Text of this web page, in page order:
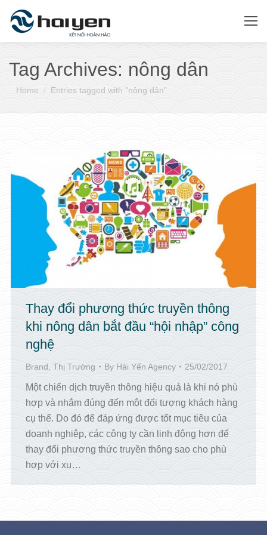
Tag Archives: nông dân
You are here:
Home Entries tagged with "nông dân"
Thay đổi phương thức truyền thông
khi nông dân bắt đầu “hội nhập” công
nghệ
Brand Thị Trường By Hải Yến Agency 25/02/2017
Một chiến dịch truyền thông hiệu quả là khi nó phù
hợp và nhắm đúng đến một đối tượng khách hàng
cụ thể. Do đó để đáp ứng được tốt mục tiêu của
doanh nghiệp, các công ty cần linh động hơn để
thay đổi phương thức truyền thông sao cho phù
hợp với xu…